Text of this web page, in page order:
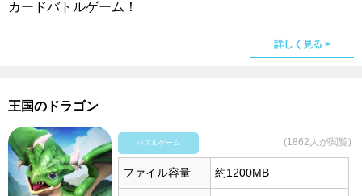
カードバトルゲーム！
詳しく見る >
王国のドラゴン
パズルゲーム (1862人が閲覧)
ファイル容量 約1200MB